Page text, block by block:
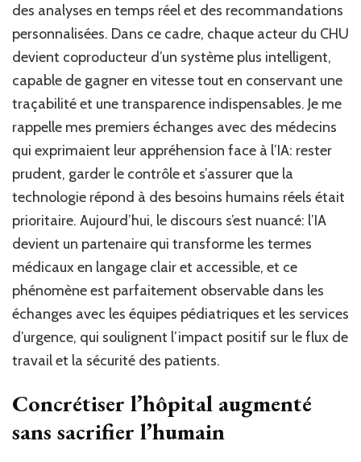
des analyses en temps réel et des recommandations
personnalisées. Dans ce cadre, chaque acteur du CHU
devient coproducteur d’un système plus intelligent,
capable de gagner en vitesse tout en conservant une
traçabilité et une transparence indispensables. Je me
rappelle mes premiers échanges avec des médecins
qui exprimaient leur appréhension face à l’IA: rester
prudent, garder le contrôle et s’assurer que la
technologie répond à des besoins humains réels était
prioritaire. Aujourd’hui, le discours s’est nuancé: l’IA
devient un partenaire qui transforme les termes
médicaux en langage clair et accessible, et ce
phénomène est parfaitement observable dans les
échanges avec les équipes pédiatriques et les services
d’urgence, qui soulignent l’impact positif sur le flux de
travail et la sécurité des patients.
Concrétiser l’hôpital augmenté
sans sacrifier l’humain